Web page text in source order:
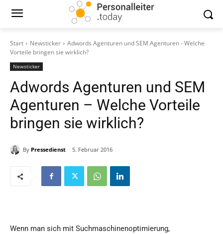
Start Newsticker
Adwords Agenturen und SEM Agenturen - Welche
Vorteile bringen sie wirklich?
Newsticker
Adwords Agenturen und SEM
Agenturen – Welche Vorteile
bringen sie wirklich?
By Pressedienst 5. Februar 2016
Wenn man sich mit Suchmaschinenoptimierung,